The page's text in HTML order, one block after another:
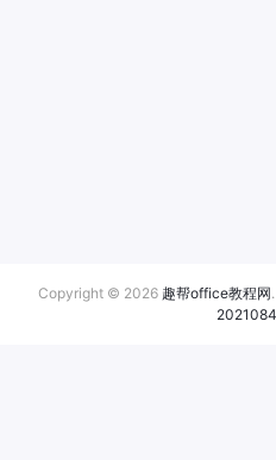
Copyright © 2026 趣帮office教程网